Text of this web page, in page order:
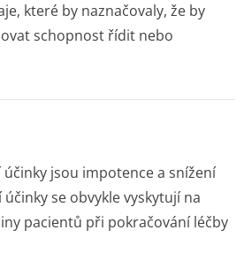
které by naznačovaly, že by
schopnost řídit nebo
jsou impotence a snížení
se obvykle vyskytují na
pacientů při pokračování léčby